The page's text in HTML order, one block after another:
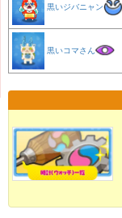
黒いジバニャン
黒いコマさん